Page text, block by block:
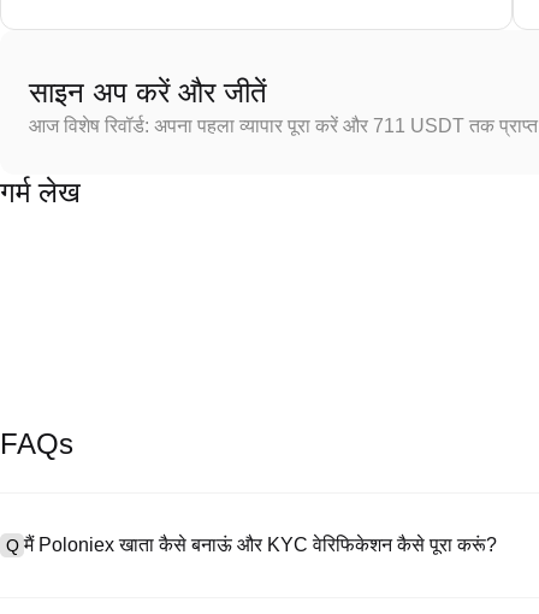
साइन अप करें और जीतें
आज विशेष रिवॉर्ड: अपना पहला व्यापार पूरा करें और 711 USDT तक
गर्म लेख
FAQs
Q मैं Poloniex खाता कैसे बनाऊं और KYC वेरिफिकेशन कैसे पूरा करूं?